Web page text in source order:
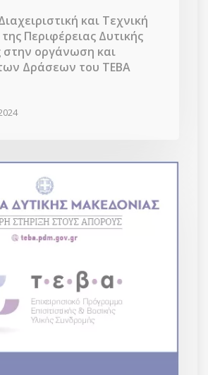
και Τεχνική
Περιφέρειας Δυτικής
στην οργάνωση και
Δράσεων του ΤΕΒΑ